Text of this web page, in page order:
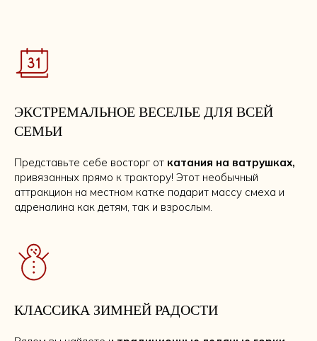
ЭКСТРЕМАЛЬНОЕ ВЕСЕЛЬЕ ДЛЯ ВСЕЙ
СЕМЬИ
Представьте себе восторг от катания на ватрушках,
привязанных прямо к трактору! Этот необычный
аттракцион на местном катке подарит массу смеха и
адреналина как детям, так и взрослым.
КЛАССИКА ЗИМНЕЙ РАДОСТИ